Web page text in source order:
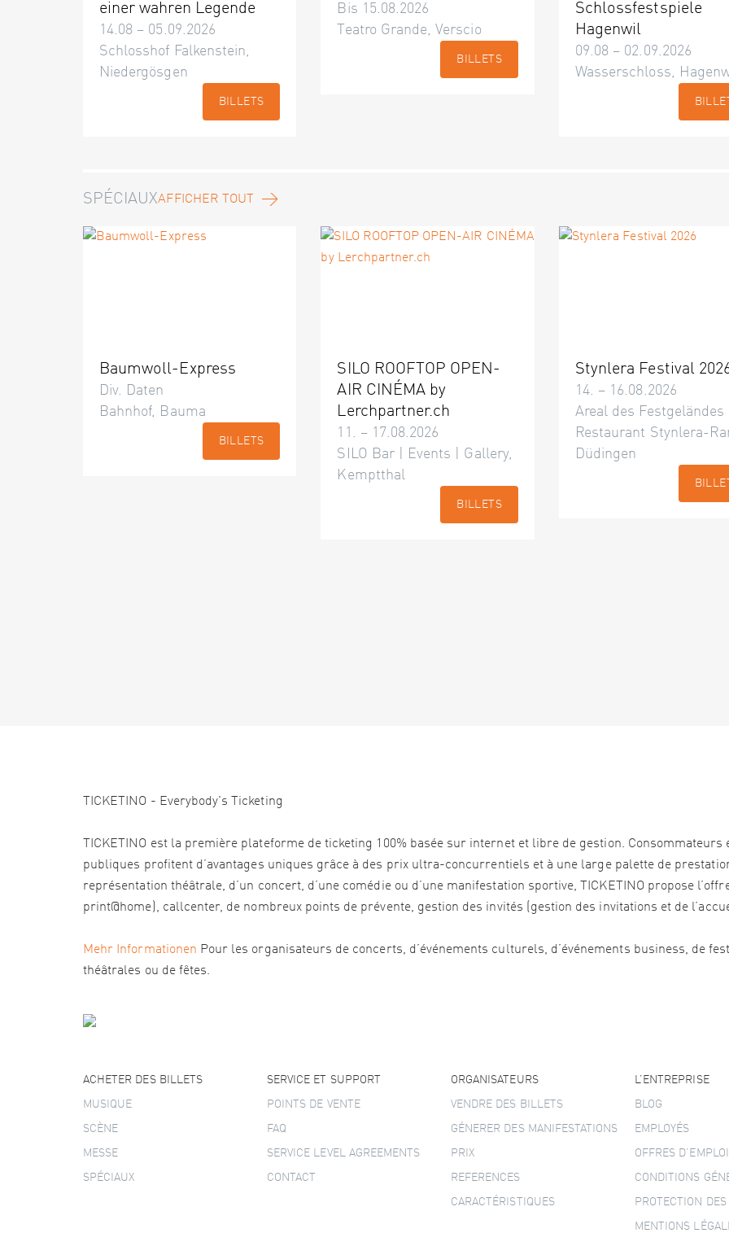
einer wahren Legende
14.08 – 05.09.2026
Schlosshof Falkenstein,
Niedergösgen
BILLETS
Bis 15.08.2026
Teatro Grande, Verscio
BILLETS
Schlossfestspiele
Hagenwil
09.08 – 02.09.2026
Wasserschloss,
SPÉCIAUXAFFICHER TOUT
Baumwoll-Express
Div. Daten
Bahnhof, Bauma
BILLETS
SILO ROOFTOP OPEN-
AIR CINÉMA by
Lerchpartner.ch
11. – 17.08.2026
SILO Bar | Events | Gallery,
Kemptthal
BILLETS
Stynlera Festival
14. – 16.08.2026
Areal des Festgeländes
Restaurant Stynlera-
Düdingen
TICKETINO - Everybody's Ticketing
TICKETINO est la première plateforme de ticketing 100% basée sur internet et libre de gestion.
publiques profitent d’avantages uniques grâce à des prix ultra-concurrentiels et à une large palette de
représentation théâtrale, d’un concert, d’une comédie ou d’une manifestation sportive, TICKETINO propose
print@home), callcenter, de nombreux points de prévente, gestion des invités (gestion des invitations et de
Mehr Informationen Pour les organisateurs de concerts, d’événements culturels, d’événements business, de
théâtrales ou de fêtes.
ACHETER DES BILLETS
MUSIQUE
SCÈNE
MESSE
SPÉCIAUX
SERVICE ET SUPPORT
POINTS DE VENTE
FAQ
SERVICE LEVEL AGREEMENTS
CONTACT
ORGANISATEURS
VENDRE DES BILLETS
GÉNERER DES MANIFESTATIONS
PRIX
REFERENCES
CARACTÉRISTIQUES
L’ENTREPRISE
BLOG
EMPLOYÉS
OFFRES D’EMPLOI
CONDITIONS
PROTECTION
MENTIONS